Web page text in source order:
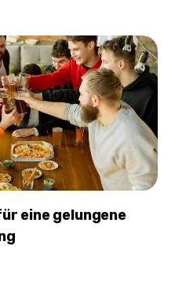
eine gelungene